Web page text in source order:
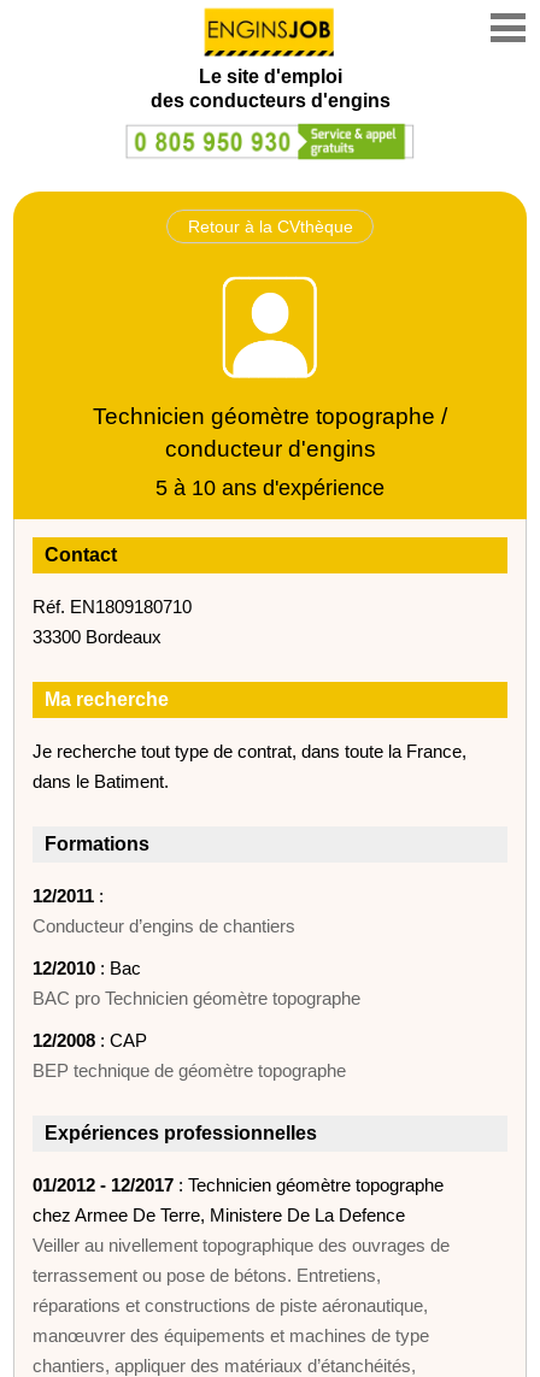
Le site d'emploi
des conducteurs d'engins
Retour à la CVthèque
Technicien géomètre topographe /
conducteur d'engins
5 à 10 ans d'expérience
Contact
Réf. EN1809180710
33300 Bordeaux
Ma recherche
Je recherche tout type de contrat, dans toute la France,
dans le Batiment.
Formations
12/2011 :
Conducteur d’engins de chantiers
12/2010 : Bac
BAC pro Technicien géomètre topographe
12/2008 : CAP
BEP technique de géomètre topographe
Expériences professionnelles
01/2012 - 12/2017 : Technicien géomètre topographe
chez Armee De Terre, Ministere De La Defence
Veiller au nivellement topographique des ouvrages de
terrassement ou pose de bétons. Entretiens,
réparations et constructions de piste aéronautique,
manœuvrer des équipements et machines de type
chantiers, appliquer des matériaux d’étanchéités,